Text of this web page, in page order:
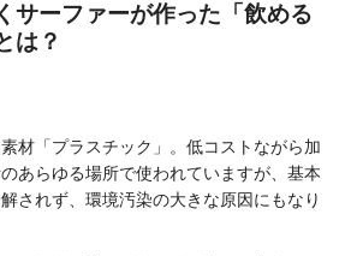
サーファーが作った「飲める
は？
材「プラスチック」。低コストながら加
あらゆる場所で使われていますが、基本
されず、環境汚染の大きな原因にもなり